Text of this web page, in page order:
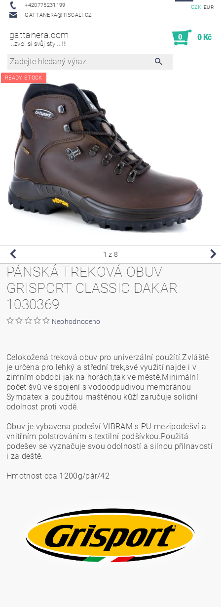
+420775231199
GATTANERA@TISCALI.CZ
CZK EUR
gattanera.com
...zvol si svůj styl...!!!
0 0 Kč
READY STOCK
1 z 8
PÁNSKÁ TREKOVÁ OBUV
GRISPORT CLASSIC DAKAR
1030369
Neohodnoceno
Celokožená treková obuv pro univerzální použítí.Zvláště
je určena pro lehký a střední trek,své využití najde i v
zimním období jak na horách,tak ve městě.Minimální
počet švů ve spojení s vodoodpudivou membránou
Sympatex a použitou maštěnou kůží zaručuje solidní
odolnost proti vodě.
Obuv je vybavena podešví VIBRAM s PU mezipodešví a
vnitřním polstrováním s textilní podšívkou.Použitá
podešev se vyznačuje svou odolností a silnou přilnavostí
i za deště.
Hmotnost cca 1200g/pár/42